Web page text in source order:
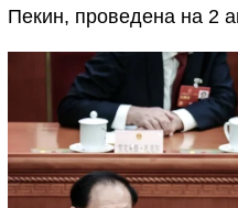
Пекин, проведена на 2